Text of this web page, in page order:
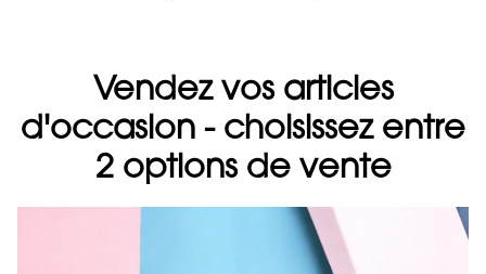
Vendez vos articles
d'occasion - choisissez entre
2 options de vente